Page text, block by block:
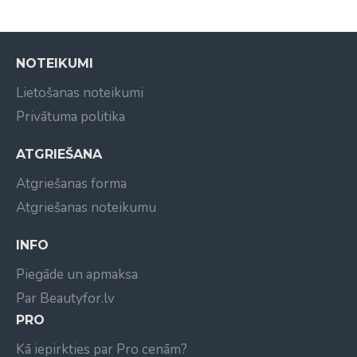
NOTEIKUMI
Lietošanas noteikumi
Privātuma politika
ATGRIEŠANA
Atgriešanas forma
Atgriešanas noteikumu
INFO
Piegāde un apmaksa
Par Beautyfor.lv
PRO
Kā iepirkties par Pro cenām?